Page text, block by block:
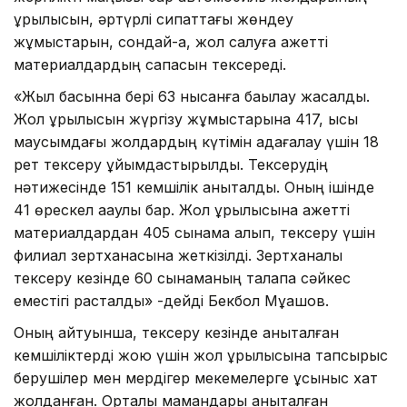
құрылысын, әртүрлі сипаттағы жөндеу
жұмыстарын, сондай-ақ, жол салуға қажетті
материалдардың сапасын тексереді.
«Жыл басынна бері 63 нысанға бақылау жасалды.
Жол құрылысын жүргізу жұмыстарына 417, қысқы
маусымдағы жолдардың күтімін қадағалау үшін 18
рет тексеру ұйымдастырылды. Тексерудің
нәтижесінде 151 кемшілік анықталды. Оның ішінде
41 өрескел ақаулық бар. Жол құрылысына қажетті
материалдардан 405 сынама алып, тексеру үшін
филиал зертханасына жеткізілді. Зертханалық
тексеру кезінде 60 сынаманың талапқа сәйкес
еместігі расталды» -дейді Бекбол Мұқашов.
Оның айтуынша, тексеру кезінде анықталған
кемшіліктерді жою үшін жол құрылысына тапсырыс
берушілер мен мердігер мекемелерге ұсыныс хат
жолданған. Орталық мамандары анықталған